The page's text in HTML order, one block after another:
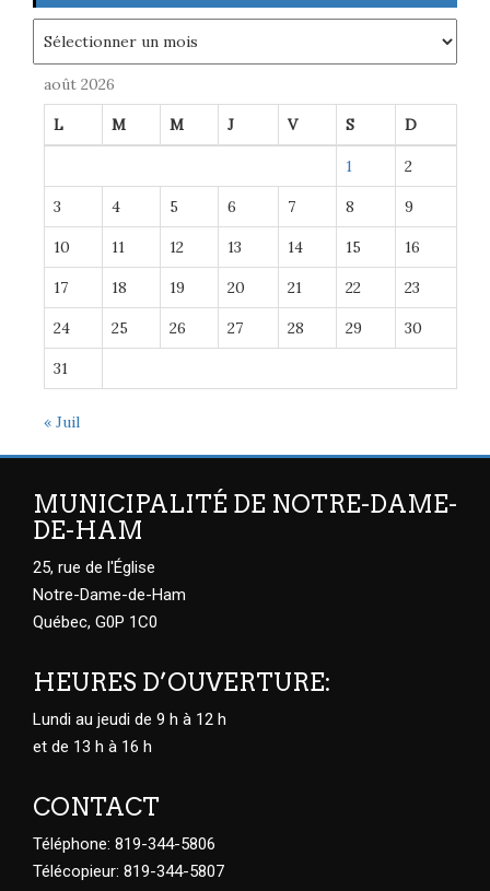
août 2026
L M M J V S D
1 2
3 4 5 6 7 8 9
10 11 12 13 14 15 16
17 18 19 20 21 22 23
24 25 26 27 28 29 30
31
« Juil
MUNICIPALITÉ DE NOTRE-DAME-
DE-HAM
25, rue de l'Église
Notre-Dame-de-Ham
Québec, G0P 1C0
HEURES D’OUVERTURE:
Lundi au jeudi de 9 h à 12 h
et de 13 h à 16 h
CONTACT
Téléphone: 819-344-5806
Télécopieur: 819-344-5807